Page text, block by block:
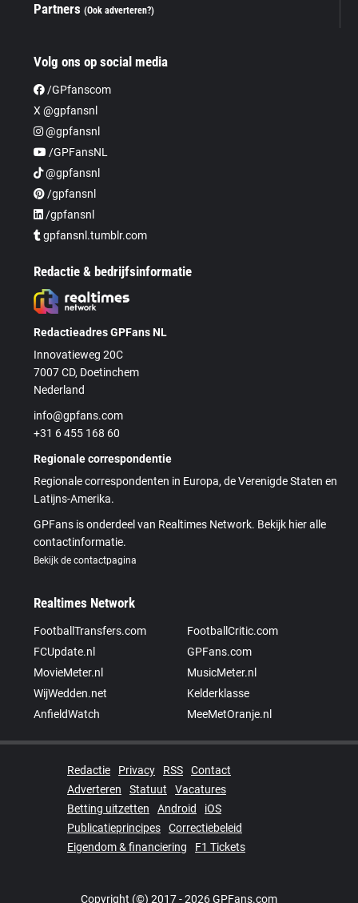
Partners(Ook adverteren?)
Volg ons op social media
/GPfanscom
X @gpfansnl
@gpfansnl
/GPFansNL
@gpfansnl
/gpfansnl
/gpfansnl
gpfansnl.tumblr.com
Redactie & bedrijfsinformatie
Redactieadres GPFans NL
Innovatieweg 20C
7007 CD, Doetinchem
Nederland
info@gpfans.com
+31 6 455 168 60
Regionale correspondentie
Regionale correspondenten in Europa, de Verenigde Staten en
Latijns-Amerika.
GPFans is onderdeel van Realtimes Network. Bekijk hier alle
contactinformatie.
Bekijk de contactpagina
Realtimes Network
FootballTransfers.com
FootballCritic.com
FCUpdate.nl
GPFans.com
MovieMeter.nl
MusicMeter.nl
WijWedden.net
Kelderklasse
AnfieldWatch
MeeMetOranje.nl
Redactie Privacy RSS
Contact
Adverteren
Statuut
Vacatures
Betting uitzetten
Android
iOS
Publicatieprincipes
Correctiebeleid
Eigendom & financiering
F1 Tickets
Copyright (©) 2017 - 2026 GPFans.com